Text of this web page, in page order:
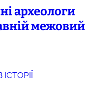
археологи
межовий